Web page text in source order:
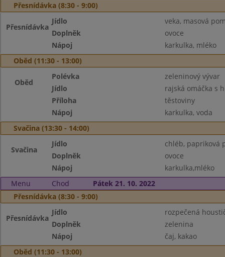
Přesnídávka (8:30 - 9:00)
Přesnídávka
Jídlo
veka, masová
Doplněk
ovoce
Nápoj
karkulka, mléko
Oběd (11:30 - 13:00)
Oběd
Polévka
zeleninový vývar
Jídlo
rajská omáčka s
Příloha
těstoviny
Nápoj
karkulka, voda
Svačina (13:30 - 14:00)
Svačina
Jídlo
chléb, papriková
Doplněk
ovoce
Nápoj
karkulka,mléko
Menu
Chod
Pátek 21. 10. 2022
Přesnídávka (8:30 - 9:00)
Přesnídávka
Jídlo
rozpečená
Doplněk
zelenina
Nápoj
čaj, kakao
Oběd (11:30 - 13:00)